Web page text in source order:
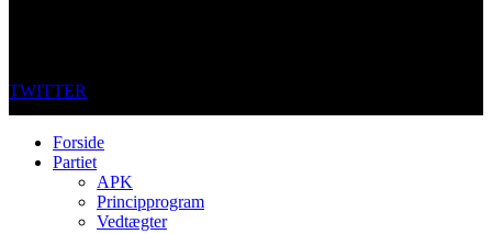
TWITTER
Forside
Partiet
APK
Principprogram
Vedtægter